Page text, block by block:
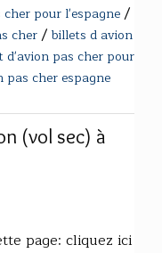
pour l'espagne/
cher/ billets d avion
d'avion pas cher pour
pas cher espagne
(vol sec) à
page: cliquez ici